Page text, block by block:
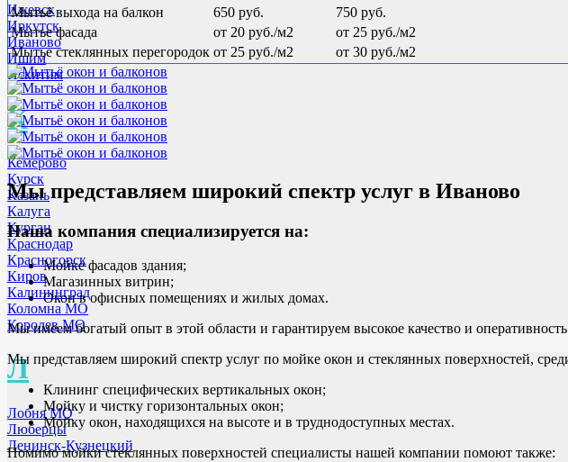
Ижевск
Иркутск
Иваново
Ишим
Искитим
К
Кемерово
Курск
Казань
Калуга
Курган
Краснодар
Красногорск
Киров
Калининград
Коломна МО
Королев МО
Л
Лобня МО
Люберцы
Ленинск-Кузнецкий
Мытьё выхода на балкон
650 руб.
750 руб.
Мытье фасада
от 20 руб./м2
от 25 руб./м2
Мытье стеклянных перегородок от 25 руб./м2 от 30 руб./м2
Мы представляем широкий спектр услуг в Иваново
Наша компания специализируется на:
Мойке фасадов здания;
Магазинных витрин;
Окон в офисных помещениях и жилых домах.
Мы имеем богатый опыт в этой области и гарантируем высокое качество и
Мы представляем широкий спектр услуг по мойке окон и стеклянных поверхностей,
Клининг специфических вертикальных окон;
Мойку и чистку горизонтальных окон;
Мойку окон, находящихся на высоте и в труднодоступных местах.
Помимо мойки стеклянных поверхностей специалисты нашей компании помоют также: